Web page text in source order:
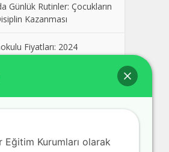
Günlük Rutinler: Çocukların
Kazanması
Fiyatları: 2024
Yaparken Dikkat Edilmesi
Ankara Polatlı Dershane
Eğitim Kurumları olarak